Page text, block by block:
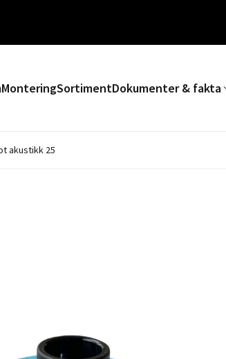
MonteringSortimentDokumenter & fakta
akustikk 25